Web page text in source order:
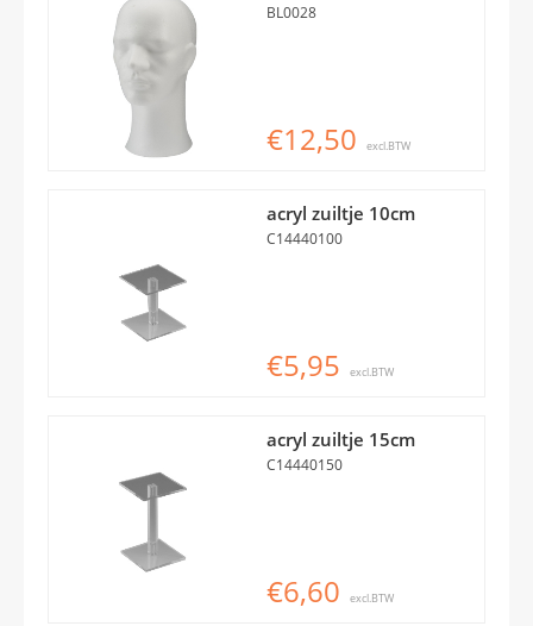
BL0028
€12,50 excl.BTW
acryl zuiltje 10cm
C14440100
€5,95 excl.BTW
acryl zuiltje 15cm
C14440150
€6,60 excl.BTW